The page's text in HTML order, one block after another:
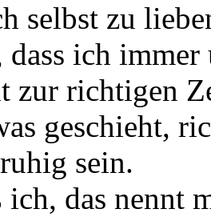
selbst zu
dass ich
zur richtigen
geschieht,
sein.
das nennt